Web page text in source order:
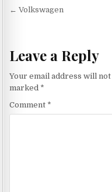
Post
← Volkswagen
Leave a Reply
Your email address will
marked *
Comment *